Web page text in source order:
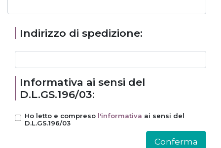
Indirizzo di spedizione:
Informativa ai sensi del
D.L.GS.196/03:
Ho letto e compreso l'informativa ai sensi del
D.L.GS.196/03